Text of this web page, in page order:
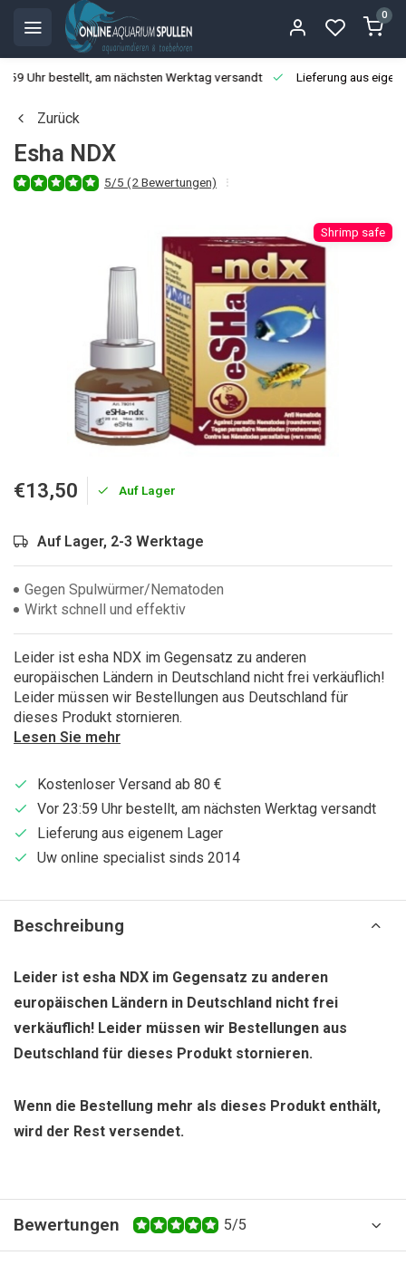
0
Uhr bestellt, am nächsten Werktag versandt Lieferung aus
Zurück
Esha NDX
5/5 (2 Bewertungen)
Shrimp safe
€13,50 Auf Lager
Auf Lager, 2-3 Werktage
Gegen Spulwürmer/Nematoden
Wirkt schnell und effektiv
Leider ist esha NDX im Gegensatz zu anderen
europäischen Ländern in Deutschland nicht frei verkäuflich!
Leider müssen wir Bestellungen aus Deutschland für
dieses Produkt stornieren.
Lesen Sie mehr
Kostenloser Versand ab 80 €
Vor 23:59 Uhr bestellt, am nächsten Werktag versandt
Lieferung aus eigenem Lager
Uw online specialist sinds 2014
Beschreibung
Leider ist esha NDX im Gegensatz zu anderen
europäischen Ländern in Deutschland nicht frei
verkäuflich! Leider müssen wir Bestellungen aus
Deutschland für dieses Produkt stornieren.
Wenn die Bestellung mehr als dieses Produkt enthält,
wird der Rest versendet.
Bewertungen 5/5